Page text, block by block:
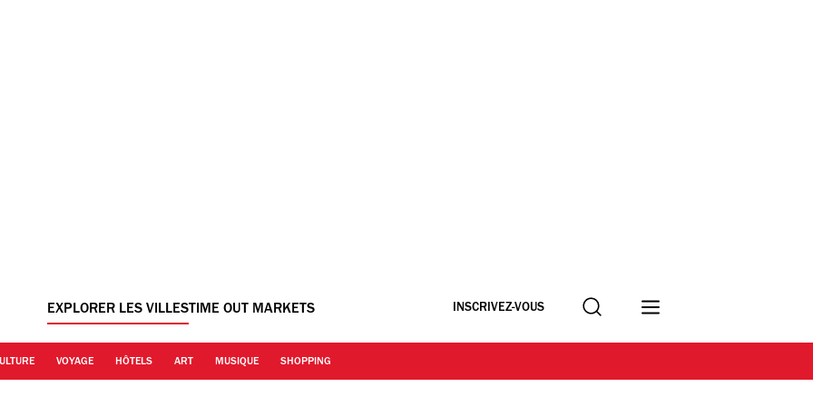
EXPLORER LES VILLESTIME OUT MARKETS INSCRIVEZ-VOUS Recherche
VOYAGE HÔTELS ART MUSIQUE SHOPPING